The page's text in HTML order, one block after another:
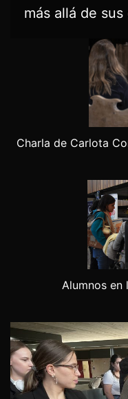
más allá de
Charla de Carlota
Alumnos